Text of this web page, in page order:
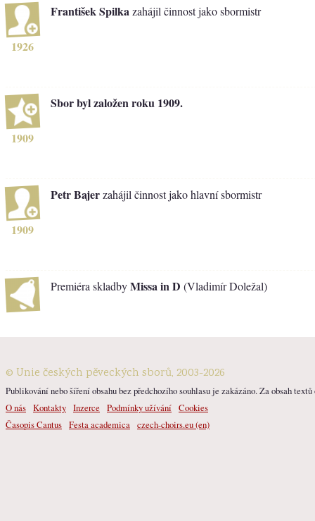
1926
František Spilka zahájil činnost jako sbormistr
1909
Sbor byl založen roku 1909.
1909
Petr Bajerzahájil činnost jako hlavní sbormistr
Premiéra skladbyMissa in D (Vladimír Doležal)
© Unie českých pěveckých sborů, 2003-2026
Publikování nebo šíření obsahu bez předchozího souhlasu je zakázáno. Za obsah
O nás Kontakty Inzerce Podmínky užívání Cookies
Časopis Cantus Festa academica czech-choirs.eu (en)